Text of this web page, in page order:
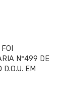
Nº499 DE
EM